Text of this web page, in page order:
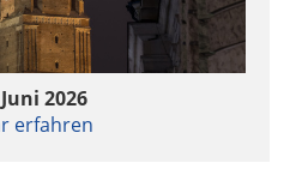
2026
erfahren